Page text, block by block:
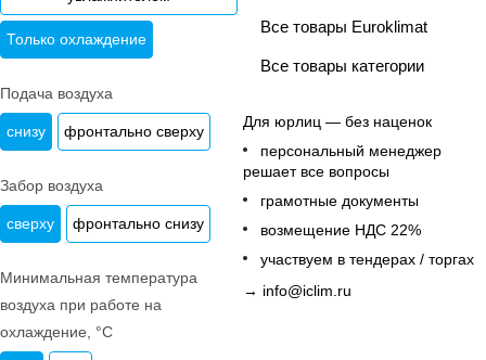
Только охлаждение
Подача воздуха
снизу фронтально сверху
Забор воздуха
сверху фронтально снизу
Минимальная температура
воздуха при работе на
охлаждение, °C
Все товары Euroklimat
Все товары категории
Для юрлиц — без наценок
персональный менеджер
решает все вопросы
грамотные документы
возмещение НДС 22%
участвуем в тендерах / торгах
→ info@iclim.ru